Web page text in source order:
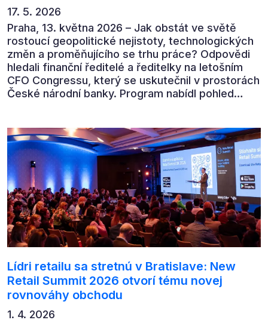
17. 5. 2026
Praha, 13. května 2026 – Jak obstát ve světě
rostoucí geopolitické nejistoty, technologických
změn a proměňujícího se trhu práce? Odpovědi
hledali finanční ředitelé a ředitelky na letošním
CFO Congressu, který se uskutečnil v prostorách
České národní banky. Program nabídl pohled
automatizaci, leadership i budoucnost role CFO.
Lídri retailu sa stretnú v Bratislave: New
Retail Summit 2026 otvorí tému novej
rovnováhy obchodu
1. 4. 2026